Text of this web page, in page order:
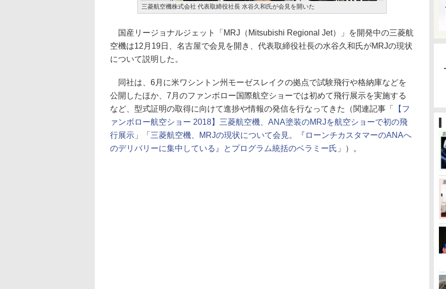
三菱航空機株式会社 代表取締役社長 水谷久和氏が会見を開いた
国産リージョナルジェット「MRJ（Mitsubishi Regional Jet）」を開発中の三菱航
空機は12月19日、名古屋で会見を開き、代表取締役社長の水谷久和氏がMRJの現状
について説明した。
同社は、6月に米ワシントン州モーゼスレイクの拠点で試験飛行や格納庫などを
公開したほか、7月のファンボロー国際航空ショーでは初めて飛行展示を実施する
など、型式証明の取得に向けて進捗や情報の発信を行なってきた（関連記事「
【フ
ァンボロー航空ショー 2018】三菱航空機、ANA塗装のMRJを航空ショーで初の飛
行展示 」「 三菱航空機、MRJの現状について会見。『ローンチカスタマーのANAへ
のデリバリーに集中している』とプログラム統括のベラミー氏 」）。